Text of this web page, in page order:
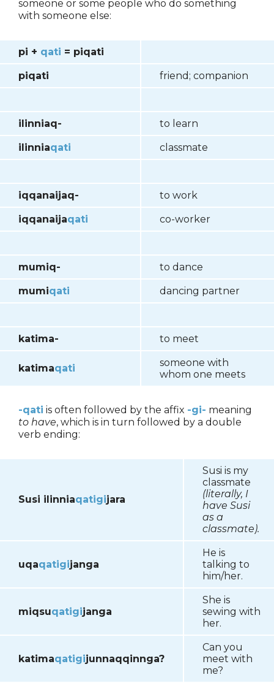
someone or some people who do something
with someone else:
pi + qati = piqati
piqati friend; companion
ilinniaq- to learn
ilinniaqati classmate
iqqanaijaq- to work
iqqanaijaqati co-worker
mumiq- to dance
mumiqati dancing partner
katima- to meet
katimaqati
someone with
whom one meets
-qati is often followed by the affix -gi- meaning
to have, which is in turn followed by a double
verb ending:
Susi ilinniaqatigijara
Susi is my
classmate
(literally, I
have Susi
as a
classmate).
uqaqatigijanga
He is
talking to
him/her.
miqsuqatigijanga
She is
sewing with
her.
katimaqatigijunnaqqinnga?
Can you
meet with
me?